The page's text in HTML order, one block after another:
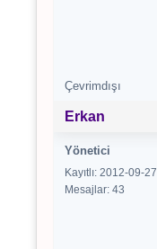
Çevrimdışı
Erkan
Yönetici
Kayıtlı: 2012-09-27
Mesajlar: 43